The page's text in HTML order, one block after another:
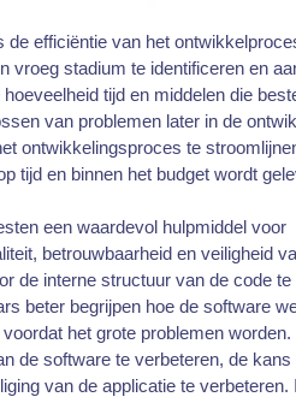
efficiëntie van het
vroeg stadium te identificeren en
tijd en middelen die
van problemen later in de
ontwikkelingsproces te
tijd en binnen het budget wordt
een waardevol hulpmiddel voor
betrouwbaarheid en veiligheid
de interne structuur van de code te
beter begrijpen hoe de software
het grote problemen
de software te verbeteren, de kans
van de applicatie te verbeteren.